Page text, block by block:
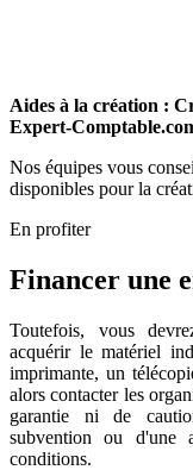
Aides à la création :
Expert-
Nos équipes vous
disponibles pour la
En profiter
Financer une
Toutefois, vous
acquérir le matériel
imprimante, un
alors contacter les
garantie ni de
subvention ou d'une
conditions.